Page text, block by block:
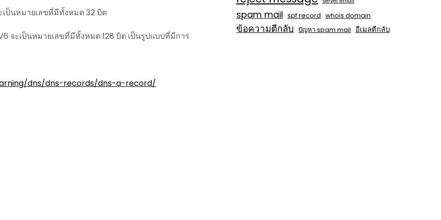
เป็นหมายเลขที่มีทั้งหมด 32 บิต
จะเป็นหมายเลขที่มีทั้งหมด 128 บิต เป็นรูปแบบที่มีการ
dns/dns-records/dns-a-record/
spam mail spf record whois domain
ข้อความตีกลับ ปัญหา spam mail อีเมลตีกลับ